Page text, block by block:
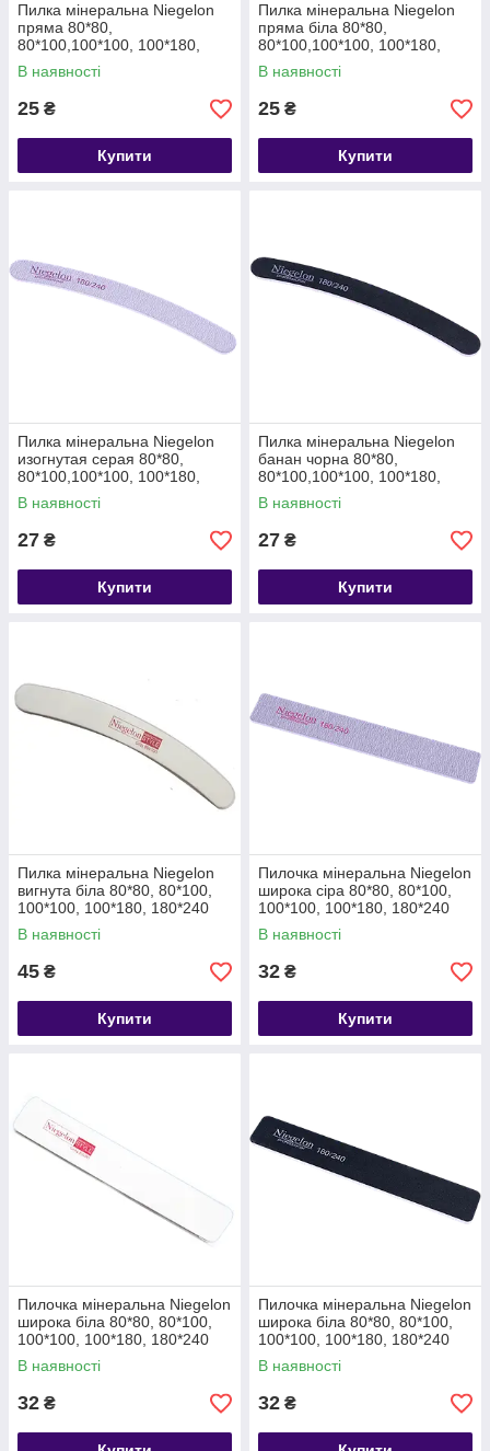
Пилка мінеральна Niegelon
пряма 80*80,
80*100,100*100, 100*180,
180*240
В наявності
25 ₴
Купити
Пилка мінеральна Niegelon
пряма біла 80*80,
80*100,100*100, 100*180,
180*240
В наявності
25 ₴
Купити
Пилка мінеральна Niegelon
изогнутая серая 80*80,
80*100,100*100, 100*180,
180*240
В наявності
27 ₴
Купити
Пилка мінеральна Niegelon
банан чорна 80*80,
80*100,100*100, 100*180,
180*240
В наявності
27 ₴
Купити
Пилка мінеральна Niegelon
вигнута біла 80*80, 80*100,
100*100, 100*180, 180*240
В наявності
45 ₴
Купити
Пилочка мінеральна Niegelon
широка сіра 80*80, 80*100,
100*100, 100*180, 180*240
В наявності
32 ₴
Купити
Пилочка мінеральна Niegelon
широка біла 80*80, 80*100,
100*100, 100*180, 180*240
В наявності
32 ₴
Пилочка мінеральна Niegelon
широка біла 80*80, 80*100,
100*100, 100*180, 180*240
В наявності
32 ₴